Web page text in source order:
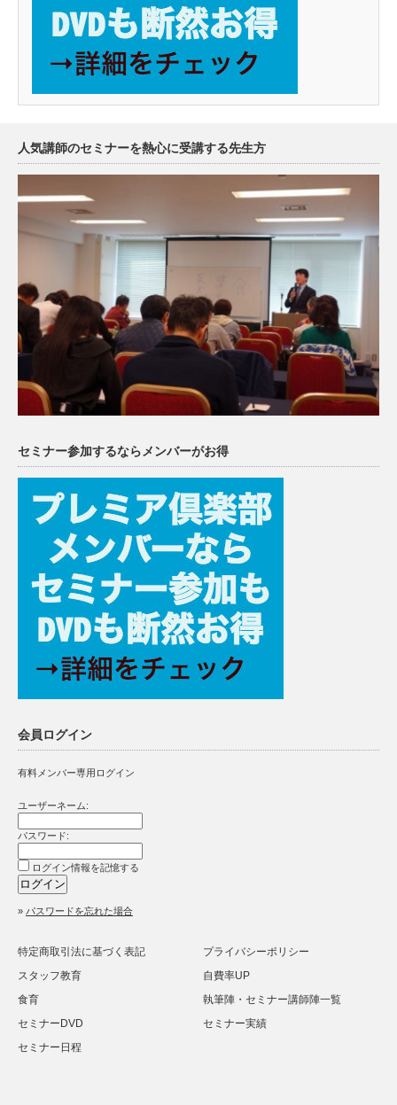
人気講師のセミナーを熱心に受講する先生方
セミナー参加するならメンバーがお得
会員ログイン
有料メンバー専用ログイン
ユーザーネーム:
パスワード:
ログイン情報を記憶する
» パスワードを忘れた場合
特定商取引法に基づく表記
プライバシーポリシー
スタッフ教育
自費率UP
食育
執筆陣・セミナー講師陣一覧
セミナーDVD
セミナー実績
セミナー日程